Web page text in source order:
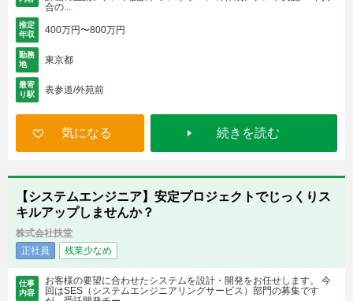
合の...
推定
年収
400万円〜800万円
勤務
地
東京都
最寄
り駅
表参道/外苑前
気になる 続きを読む
【システムエンジニア】安定プロジェクトでじっくりス
キルアップしませんか？
株式会社扶堂
正社員
残業少なめ
仕事
内容
お客様の要望に合わせたシステムを設計・開発をお任せします。 今
回はSES（システムエンジニアリングサービス）部門の募集です